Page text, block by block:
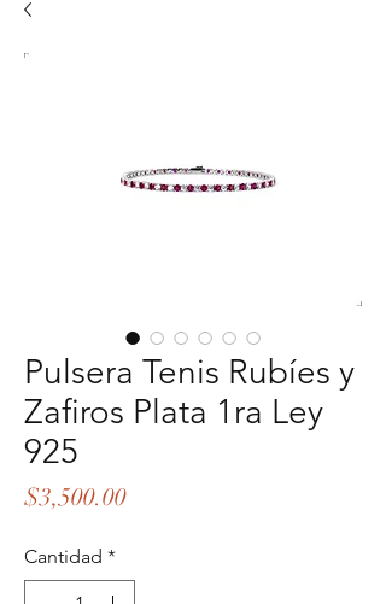
Pulsera Tenis Rubíes y
Zafiros Plata 1ra Ley
925
$3,500.00Precio
Cantidad *